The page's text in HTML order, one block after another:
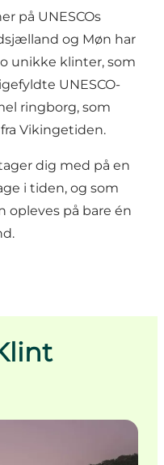
på UNESCOs
og Møn har
unikke klinter, som
UNESCO-
ringborg, som
Vikingetiden.
dig med på en
i tiden, og som
opleves på bare én